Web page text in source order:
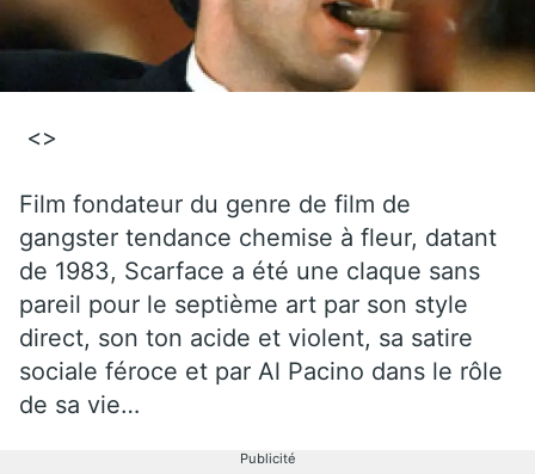
<>
Film fondateur du genre de film de
gangster tendance chemise à fleur, datant
de 1983, Scarface a été une claque sans
pareil pour le septième art par son style
direct, son ton acide et violent, sa satire
sociale féroce et par Al Pacino dans le rôle
de sa vie…
Publicité